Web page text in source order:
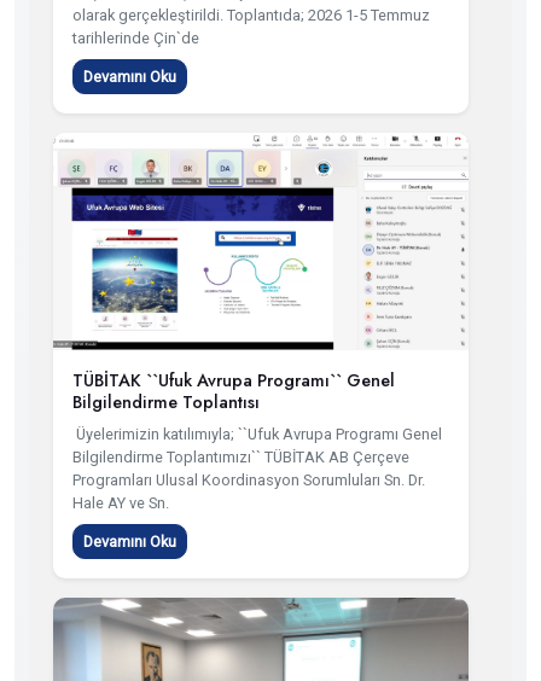
olarak gerçekleştirildi. Toplantıda; 2026 1-5 Temmuz
tarihlerinde Çin`de
Devamını Oku
TÜBİTAK ``Ufuk Avrupa Programı`` Genel
Bilgilendirme Toplantısı
Üyelerimizin katılımıyla; ``Ufuk Avrupa Programı Genel
Bilgilendirme Toplantımızı`` TÜBİTAK AB Çerçeve
Programları Ulusal Koordinasyon Sorumluları Sn. Dr.
Hale AY ve Sn.
Devamını Oku